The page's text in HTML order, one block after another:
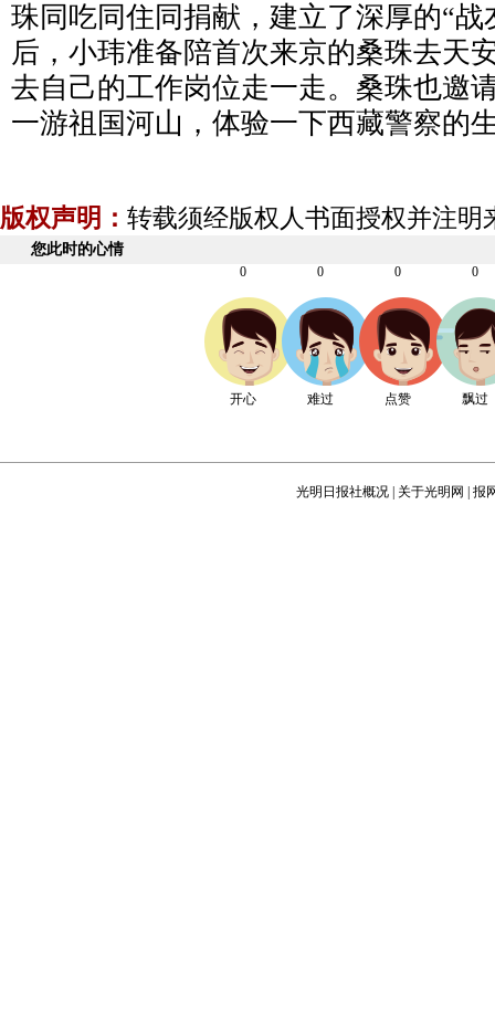
珠同吃同住同捐献，建立了深厚的“战
后，小玮准备陪首次来京的桑珠去天
去自己的工作岗位走一走。桑珠也邀
一游祖国河山，体验一下西藏警察的
版权声明： 转载须经版权人书面授权并注明
您此时的心情
0
开心
0
难过
0
点赞
0
飘过
光明日报社概况 关于光明网 报